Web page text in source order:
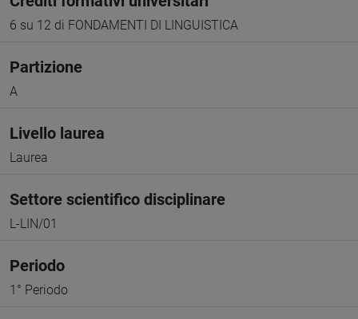
6 su 12 di FONDAMENTI DI LINGUISTICA
Partizione
A
Livello laurea
Laurea
Settore scientifico disciplinare
L-LIN/01
Periodo
1° Periodo